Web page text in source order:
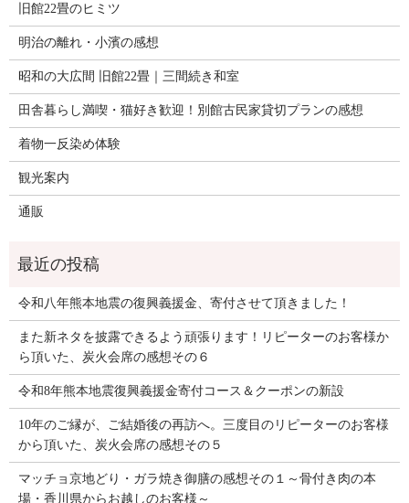
旧館22畳のヒミツ
明治の離れ・小濱の感想
昭和の大広間 旧館22畳｜三間続き和室
田舎暮らし満喫・猫好き歓迎！別館古民家貸切プランの感想
着物一反染め体験
観光案内
通販
令和八年熊本地震の復興義援金、寄付させて頂きました！
また新ネタを披露できるよう頑張ります！リピーターのお客様か
ら頂いた、炭火会席の感想その６
令和8年熊本地震復興義援金寄付コース＆クーポンの新設
10年のご縁が、ご結婚後の再訪へ。三度目のリピーターのお客様
から頂いた、炭火会席の感想その５
マッチョ京地どり・ガラ焼き御膳の感想その１～骨付き肉の本
場・香川県からお越しのお客様～